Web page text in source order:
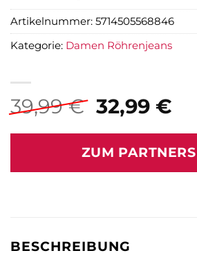
39,99€
Preis
war:
39,99 €
32,99 €
ZUM
Artikelnummer: 5714505568846
Kategorie: Damen Röhrenjeans
BESCHREIBUNG